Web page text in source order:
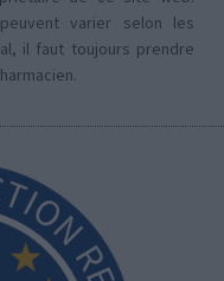
varier selon les
il faut toujours prendre